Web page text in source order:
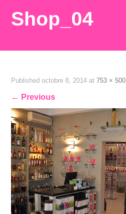
Shop_04
Publishedoctobre 8, 2014 at753 × 500
← Previous